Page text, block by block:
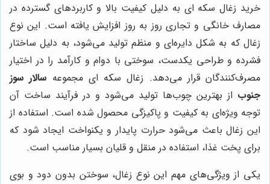
خرید زغال سکه ای به دلیل کیفیت بالا و کاربردهای گسترده در
مصارف خانگی و تجاری روز به روز افزایش یافته است. این نوع
زغال که به شکل دایره‌ای و منظم تولید می‌شود، به دلیل ساختار
فشرده و طراحی یکدست، سوختی با دوام و کارآمد را در اختیار
مصرف‌کنندگان قرار می‌دهد. زغال سکه ای مجموعه سالار سوز
جنوب از بهترین چوب‌ها تولید می‌شود و در فرآیند ساخت آن
توجه ویژه‌ای به کیفیت و پاکیزگی محصول شده است. استفاده از
این زغال باعث می‌شود حرارت پایدار و یکنواخت ایجاد شود که
برای پخت غذا، استفاده در منقل و قلیان بسیار مناسب است.
یکی از ویژگی‌های مهم این نوع زغال، سوختن بدون دود و بوی